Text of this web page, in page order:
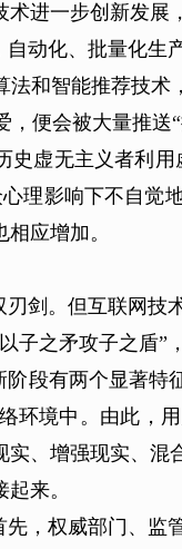
进一步创新发
动化、批量化生
和智能推荐技
便会被大量推
虚无主义者利
理影响下不自
应增加。
剑。但互联网
子之矛攻子之盾”
段有两个显著
环境中。由此，
、增强现实、
来。
，权威部门、